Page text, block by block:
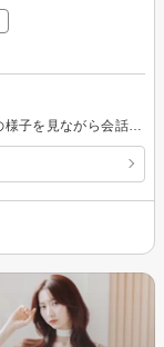
希望通りのセットをしていただけました。 こちらの様子を見ながら会話もしてくださり、居心地もよかったです。 湿気の多い日でしたが、夜まで巻きが取れたりセットが崩れることもなく、帰るまでちゃんと綺麗な状態を保つように仕上げてくださりありがたかったです。是非またお願いしたいです！